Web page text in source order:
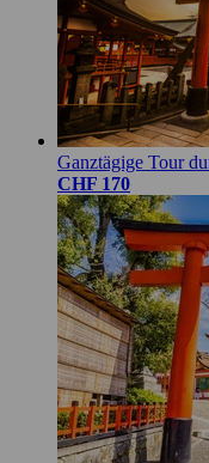
Ganztägige Tour
CHF 170